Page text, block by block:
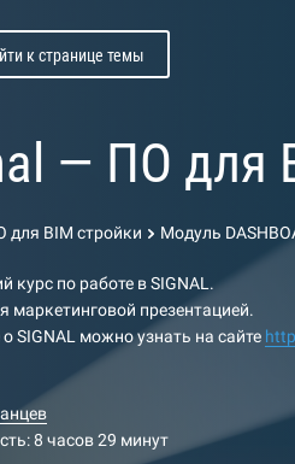
к странице темы
— ПО для
BIM стройки Модуль
курс по работе в SIGNAL.
маркетинговой презентацией.
SIGNAL можно узнать на сайте
8 часов 29 минут